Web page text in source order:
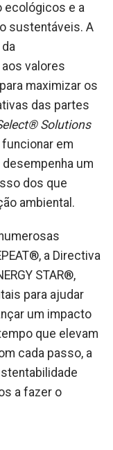
ecológicos e a
sustentáveis. A
valores
maximizar os
das partes
Solutions
em
um
dos que
ambiental.
a Directiva
STAR®,
para ajudar
um impacto
que elevam
cada passo, a
a fazer o